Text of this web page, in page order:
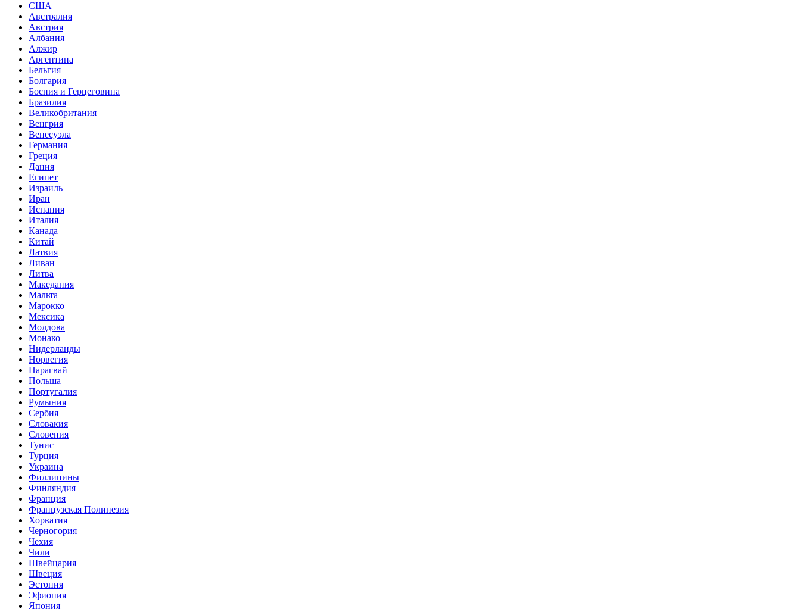
США
Австралия
Австрия
Албания
Алжир
Аргентина
Бельгия
Болгария
Босния и Герцеговина
Бразилия
Великобритания
Венгрия
Венесуэла
Германия
Греция
Дания
Египет
Израиль
Иран
Испания
Италия
Канада
Китай
Латвия
Ливан
Литва
Македания
Мальта
Марокко
Мексика
Молдова
Монако
Нидерланды
Норвегия
Парагвай
Польша
Португалия
Румыния
Сербия
Словакия
Словения
Тунис
Турция
Украина
Филлипины
Финляндия
Франция
Французская Полинезия
Хорватия
Черногория
Чехия
Чили
Швейцария
Швеция
Эстония
Эфиопия
Япония